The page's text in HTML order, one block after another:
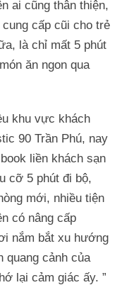
ai cũng thân thiện,
cấp cũi cho trẻ
là chỉ mất 5 phút
ăn ngon qua
khu vực khách
90 Trần Phú, nay
liền khách sạn
cỡ 5 phút đi bộ,
mới, nhiều tiện
có nâng cấp
nắm bắt xu hướng
cảnh của
lại cảm giác ấy. ”
đó